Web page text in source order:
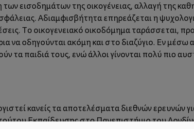
εισοδημάτων της οικογένειας, αλλαγή της
Αδιαμφισβήτητα επηρεάζεται η
Το οικογενειακό οικοδόμημα ταράσσεται,
να οδηγούνται ακόμη και στο διαζύγιο. Εν μέσω
τα παιδιά τους, ενώ άλλοι γίνονται πολύ πιο
κανείς τα αποτελέσματα διεθνών ερευνών
Εκπαίδευσης στο Πανεπιστήμιο του